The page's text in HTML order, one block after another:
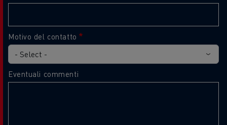
Motivo del contatto
Eventuali commenti